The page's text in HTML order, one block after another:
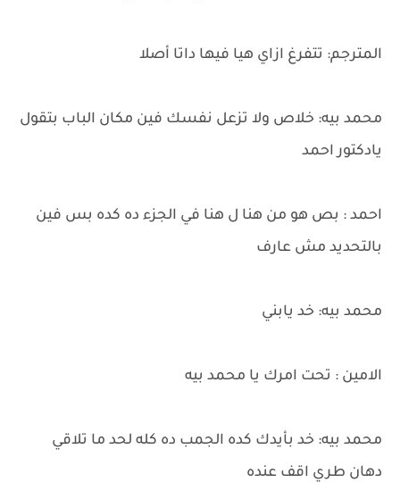
المترجم: تتفرغ ازاي هيا فيها داتا أصلا
محمد بيه: خلاص ولا تزعل نفسك فين مكان الباب بتقول
يادكتور احمد
احمد : بص هو من هنا ل هنا في الجزء ده كده بس فين
بالتحديد مش عارف
محمد بيه: خد يابني
الامين : تحت امرك يا محمد بيه
محمد بيه: خد بأيدك كده الجمب ده كله لحد ما تلاقي
دهان طري اقف عنده